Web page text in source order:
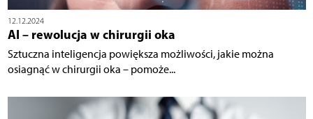
12.12.2024
AI – rewolucja w chirurgii oka
Sztuczna inteligencja powiększa możliwości, jakie można
osiagnąć w chirurgii oka – pomoże...